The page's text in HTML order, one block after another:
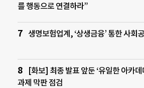
를 행동으로 연결하라”
생명보험업계, ‘상생금융’ 통한 사회
[화보] 최종 발표 앞둔 ‘유일한 아카
과제 막판 점검